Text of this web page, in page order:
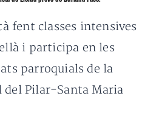
fent classes intensives
i participa en les
parroquials de la
del Pilar-Santa Maria